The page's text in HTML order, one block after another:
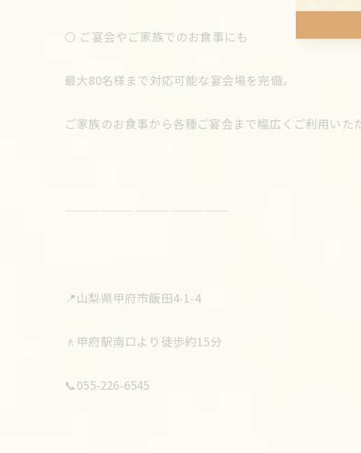
⚪️ ご宴会やご家族でのお食事にも
最大80名様まで対応可能な宴会場を完備。
ご家族のお食事から各種ご宴会まで幅広くご利用いた
——————————————
📍山梨県甲府市飯田4-1-4
🚶甲府駅南口より徒歩約15分
📞055-226-6545